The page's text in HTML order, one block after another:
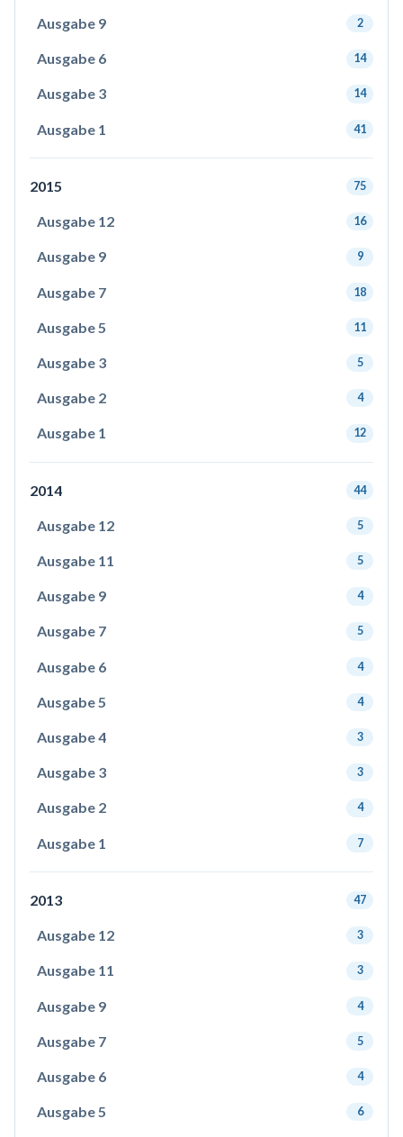
Ausgabe 9 2
Ausgabe 6 14
Ausgabe 3 14
Ausgabe 1 41
2015 75
Ausgabe 12 16
Ausgabe 9 9
Ausgabe 7 18
Ausgabe 5 11
Ausgabe 3 5
Ausgabe 2 4
Ausgabe 1 12
2014 44
Ausgabe 12 5
Ausgabe 11 5
Ausgabe 9 4
Ausgabe 7 5
Ausgabe 6 4
Ausgabe 5 4
Ausgabe 4 3
Ausgabe 3 3
Ausgabe 2 4
Ausgabe 1 7
2013 47
Ausgabe 12 3
Ausgabe 11 3
Ausgabe 9 4
Ausgabe 7 5
Ausgabe 6 4
Ausgabe 5 6